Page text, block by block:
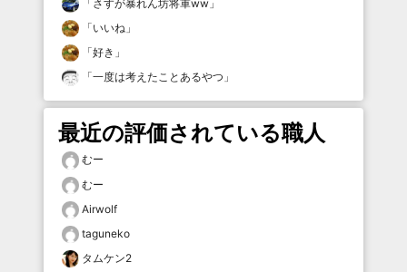
「さすが暴れん坊将軍ww 」
「いいね 」
「好き 」
「一度は考えたことあるやつ 」
最近の評価されている職人
むー
むー
Airwolf
taguneko
タムケン2